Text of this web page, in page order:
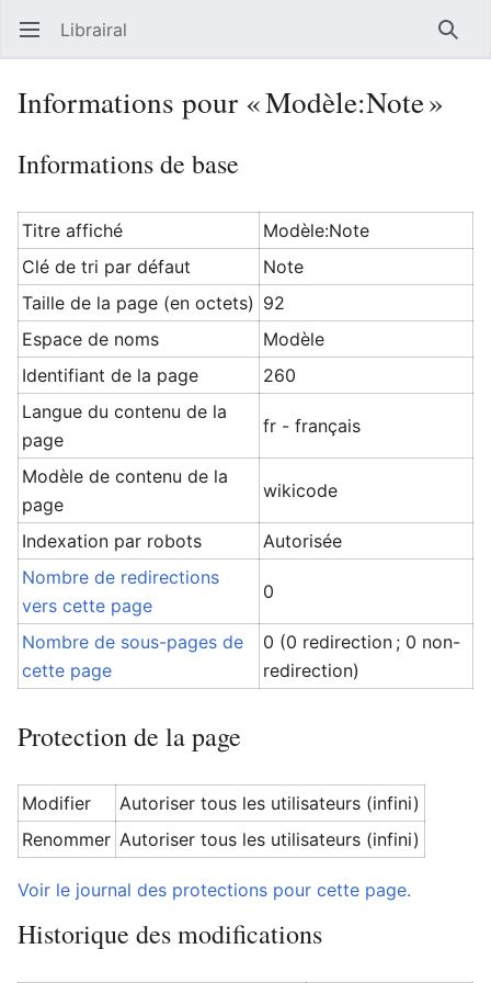
Ouvrir le menu principal Librairal
Informations pour « Modèle:Note »
Informations de base
Titre affiché
Modèle:Note
Clé de tri par défaut
Note
Taille de la page (en octets) 92
Espace de noms
Modèle
Identifiant de la page
260
Langue du contenu de la
page
fr - français
Modèle de contenu de la
page
wikicode
Indexation par robots
Autorisée
Nombre de redirections
vers cette page
0
Nombre de sous-pages de
cette page
0 (0 redirection ; 0 non-
redirection)
Protection de la page
Modifier
Autoriser tous les utilisateurs (infini)
Renommer Autoriser tous les utilisateurs (infini)
Voir le journal des protections pour cette page.
Historique des modifications